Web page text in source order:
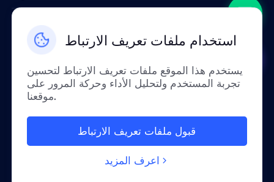
استخدام ملفات تعريف الارتباط
يستخدم هذا الموقع ملفات تعريف الارتباط لتحسين
تجربة المستخدم ولتحليل الأداء وحركة المرور على
موقعنا.
قبول ملفات تعريف الارتباط
اعرف المزيد
Email: support@smartproxy.org
بسبب السياسات، هذه الخدمة غير متوفرة في الصين
القارية. شكراً لتفهمكم!